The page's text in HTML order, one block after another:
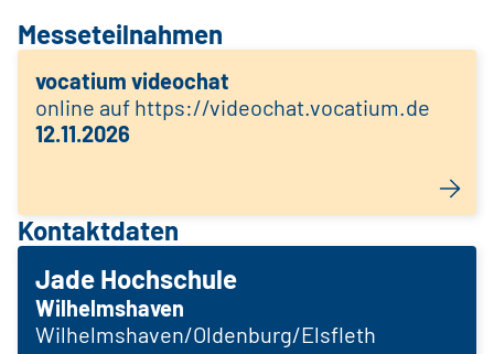
Messeteilnahmen
vocatium videochat
online auf https://videochat.vocatium.de
12.11.2026
Kontaktdaten
Jade Hochschule
Wilhelmshaven
Wilhelmshaven/Oldenburg/Elsfleth